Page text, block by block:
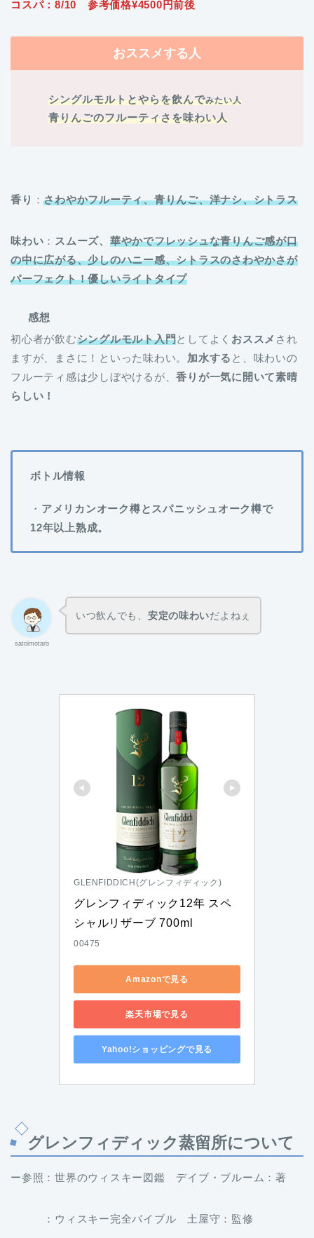
コスパ：8/10 参考価格¥4500円前後
おススメする人
シングルモルトとやらを飲んでみたい人
青りんごのフルーティさを味わい人
香り ：さわやかフルーティ、青りんご、洋ナシ、シトラス
味わい ： スムーズ、 華やかでフレッシュな青りんご感が口
の中に広がる、少しのハニー感、シトラスのさわやかさが
パーフェクト！優しいライトタイプ
感想
初心者が飲むシングルモルト入門としてよく おススメ され
ますが、まさに！といった味わい。 加水する と、味わいの
フルーティ感は少しぼやけるが、香りが一気に開いて素晴
らしい！
ボトル情報
・ アメリカンオーク樽とスパニッシュオーク樽で
12年以上熟成。
satoimotaro
いつ飲んでも、 安定の味わいだよねぇ
GLENFIDDICH(グレンフィディック)
グレンフィディック12年 スペ
シャルリザーブ 700ml
00475
Amazonで見る
楽天市場で見る
Yahoo!ショッピングで見る
グレンフィディック蒸留所について
ー参照：世界のウィスキー図鑑 デイブ・ブルーム：著
：ウィスキー完全バイブル 土屋守：監修